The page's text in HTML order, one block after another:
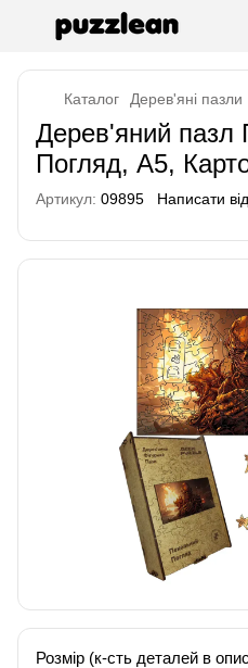
Каталог Дерев'яні пазли
Дерев'яний пазл
Погляд, А5,
Артикул: 09895 Написати
Розмір (к-сть деталей в